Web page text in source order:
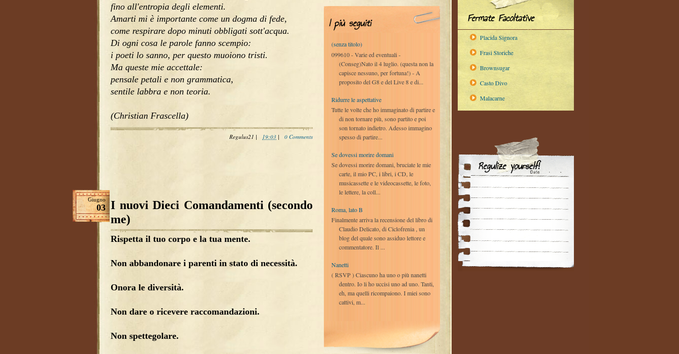
fino all'entropia degli elementi.
Amarti mi è importante come un dogma di fede,
come respirare dopo minuti obbligati sott'acqua.
Di ogni cosa le parole fanno scempio:
i poeti lo sanno, per questo muoiono tristi.
Ma queste mie accettale:
pensale petali e non grammatica,
sentile labbra e non teoria.
(Christian Frascella)
Regulus21 |19:03 | 0 Comments
Giugno
03 I nuovi Dieci Comandamenti (secondo
me)
Rispetta il tuo corpo e la tua mente.
Non abbandonare i parenti in stato di necessità.
Onora le diversità.
Non dare o ricevere raccomandazioni.
Non spettegolare.
Fermate Facoltative
Placida Signora
Frasi Storiche
Brownsugar
Casto Divo
Malacarne
Regulize yourself!
I più seguiti
(senza titolo)
099610 - Varie ed eventuali -
(Conseg)Nato il 4 luglio. (questa non la
capisce nessuno, per fortuna!) - A
proposito del G8 e del Live 8 e di...
Ridurre le aspettative
Tutte le volte che ho immaginato di partire e
di non tornare più, sono partito e poi
son tornato indietro. Adesso immagino
spesso di partire...
Se dovessi morire domani
Se dovessi morire domani, bruciate le mie
carte, il mio PC, i libri, i CD, le
musicassette e le videocassette, le foto,
le lettere, la coll...
Roma, lato B
Finalmente arriva la recensione del libro di
Claudio Delicato, di Ciclofrenia , un
blog del quale sono assiduo lettore e
commentatore. Il ...
Nanetti
( RSVP ) Ciascuno ha uno o più nanetti
dentro. Io li ho uccisi uno ad uno. Tanti,
eh, ma quelli ricompaiono. I miei sono
cattivi, m...